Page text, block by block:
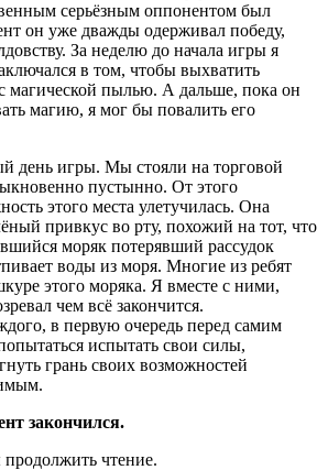
серьёзным оппонентом был
он уже дважды одерживал победу,
За неделю до начала игры я
в том, чтобы выхватить
магической пылью. А дальше, пока он
магию, я мог бы повалить его
день игры. Мы стояли на торговой
пустынно. От этого
этого места улетучилась. Она
привкус во рту, похожий на тот, что
моряк потерявший рассудок
воды из моря. Многие из ребят
этого моряка. Я вместе с ними,
чем всё закончится.
в первую очередь перед самим
испытать свои силы,
грань своих возможностей
закончился.
чтение.